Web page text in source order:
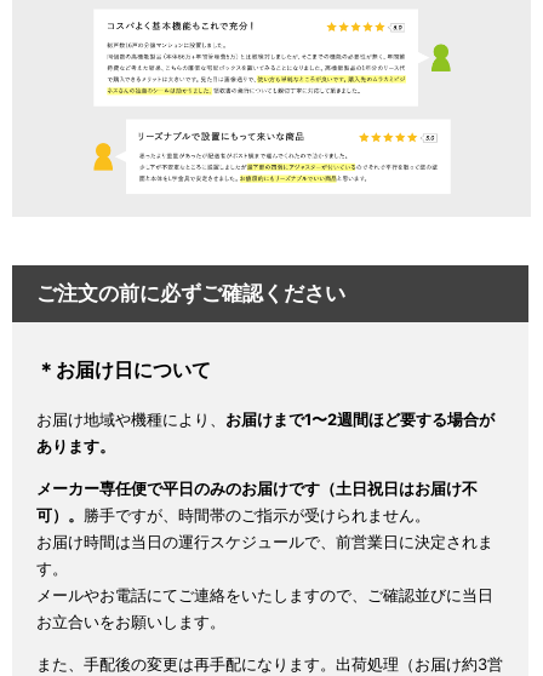
ご注文の前に必ずご確認ください
＊お届け日について
お届け地域や機種により、 お届けまで1〜2週間ほど要する場合が
あります。
メーカー専任便で平日のみのお届けです（土日祝日はお届け不
可）。 勝手ですが、時間帯のご指示が受けられません。
お届け時間は当日の運行スケジュールで、前営業日に決定されま
す。
メールやお電話にてご連絡をいたしますので、ご確認並びに当日
お立合いをお願いします。
また、手配後の変更は再手配になります。出荷処理（お届け約3営